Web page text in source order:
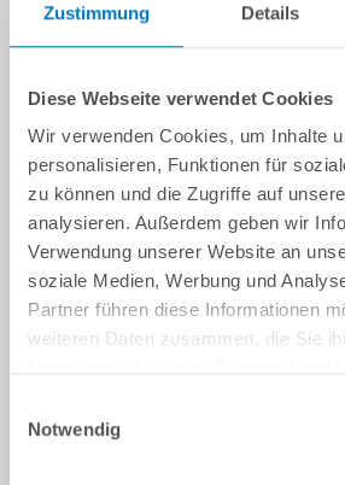
Zustimmung Details
Diese Webseite verwendet Cookies
Wir verwenden Cookies, um Inhalte
personalisieren, Funktionen für
zu können und die Zugriffe auf
analysieren. Außerdem geben wir
Verwendung unserer Website an
soziale Medien, Werbung und
Partner führen diese Informationen
weiteren Daten zusammen, die Sie
Notwendig